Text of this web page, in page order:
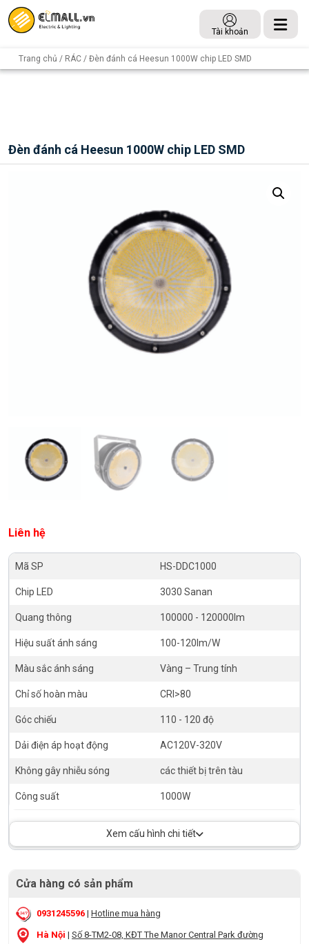
Tài khoản
Trang chủ / RÁC / Đèn đánh cá Heesun 1000W chip LED SMD
Đèn đánh cá Heesun 1000W chip LED SMD
Liên hệ
Mã SP HS-DDC1000
Chip LED 3030 Sanan
Quang thông 100000 - 120000lm
Hiệu suất ánh sáng 100-120lm/W
Màu sắc ánh sáng Vàng – Trung tính
Chỉ số hoàn màu CRI>80
Góc chiếu 110 - 120 độ
Dải điện áp hoạt động AC120V-320V
Không gây nhiễu sóng các thiết bị trên tàu
Công suất 1000W
Xem cấu hình chi tiết
Cửa hàng có sản phẩm
0931245596 | Hotline mua hàng
Hà Nội | Số 8-TM2-08, KĐT The Manor Central Park đường